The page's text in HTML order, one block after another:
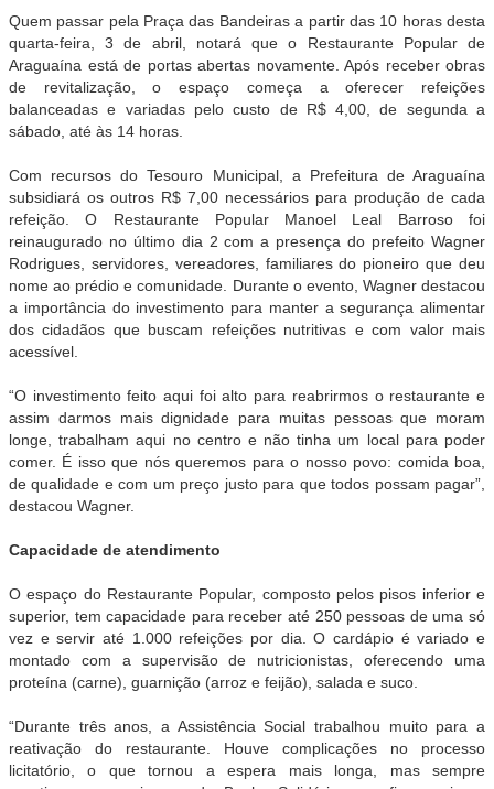
Quem passar pela Praça das Bandeiras a partir das 10 horas desta
quarta-feira, 3 de abril, notará que o Restaurante Popular de
Araguaína está de portas abertas novamente. Após receber obras
de revitalização, o espaço começa a oferecer refeições
balanceadas e variadas pelo custo de R$ 4,00, de segunda a
sábado, até às 14 horas.
Com recursos do Tesouro Municipal, a Prefeitura de Araguaína
subsidiará os outros R$ 7,00 necessários para produção de cada
refeição. O Restaurante Popular Manoel Leal Barroso foi
reinaugurado no último dia 2 com a presença do prefeito Wagner
Rodrigues, servidores, vereadores, familiares do pioneiro que deu
nome ao prédio e comunidade. Durante o evento, Wagner destacou
a importância do investimento para manter a segurança alimentar
dos cidadãos que buscam refeições nutritivas e com valor mais
acessível.
“O investimento feito aqui foi alto para reabrirmos o restaurante e
assim darmos mais dignidade para muitas pessoas que moram
longe, trabalham aqui no centro e não tinha um local para poder
comer. É isso que nós queremos para o nosso povo: comida boa,
de qualidade e com um preço justo para que todos possam pagar”,
destacou Wagner.
Capacidade de atendimento
O espaço do Restaurante Popular, composto pelos pisos inferior e
superior, tem capacidade para receber até 250 pessoas de uma só
vez e servir até 1.000 refeições por dia. O cardápio é variado e
montado com a supervisão de nutricionistas, oferecendo uma
proteína (carne), guarnição (arroz e feijão), salada e suco.
“Durante três anos, a Assistência Social trabalhou muito para a
reativação do restaurante. Houve complicações no processo
licitatório, o que tornou a espera mais longa, mas sempre